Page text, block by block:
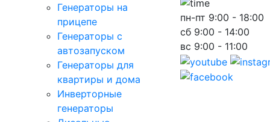
Генераторы на
прицепе
Генераторы с
автозапуском
Генераторы для
квартиры и дома
Инверторные
генераторы
пн-пт 9:00 - 18:00
сб 9:00 - 14:00
вс 9:00 - 11:00